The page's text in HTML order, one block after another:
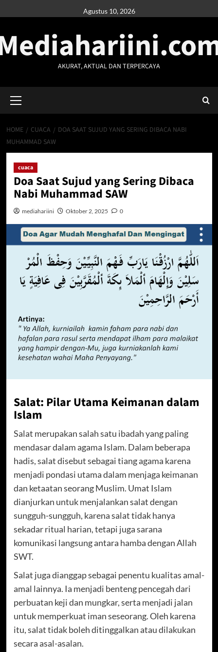
to
Agustus 10, 2026
AKURAT, AKTUAL DAN TERPERCAYA
Menu
HOME CUACA
DOA SAAT SUJUD YANG SERING DIBACA NABI
MUHAMMAD SAW
cuaca
Doa Saat Sujud yang Sering Dibaca
Nabi Muhammad SAW
mediahariini Oktober 2, 2025 0
Salat: Pilar Utama Keimanan dalam
Islam
Salat merupakan salah satu ibadah yang paling
mendasar dalam agama Islam. Dalam beberapa
hadis, salat disebut sebagai tiang agama karena
menjadi pondasi utama dalam menjaga keimanan
dan ketaatan seorang Muslim. Umat Islam
dianjurkan untuk menjalankan salat dengan
sungguh-sungguh, karena salat tidak hanya
sekadar ritual harian, tetapi juga sarana
komunikasi langsung antara hamba dengan Allah
SWT.
Salat juga dianggap sebagai penentu kualitas amal-
amal lainnya. Ia menjadi benteng pencegah dari
perbuatan keji dan mungkar, serta menjadi jalan
untuk memperkuat iman seseorang. Oleh karena
itu, salat tidak boleh ditinggalkan atau dilakukan
secara asal-asalan.